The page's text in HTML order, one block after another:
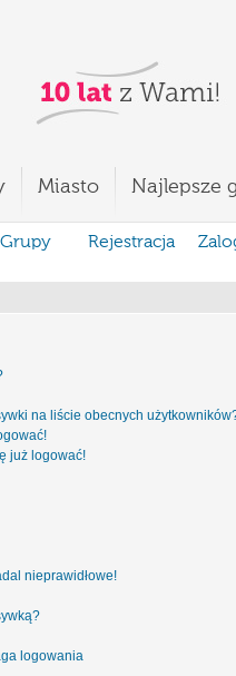
Miasto Najlepsze
Grupy Rejestracja
na liście obecnych
już logować!
nieprawidłowe!
logowania